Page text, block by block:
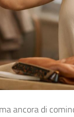
ancora di